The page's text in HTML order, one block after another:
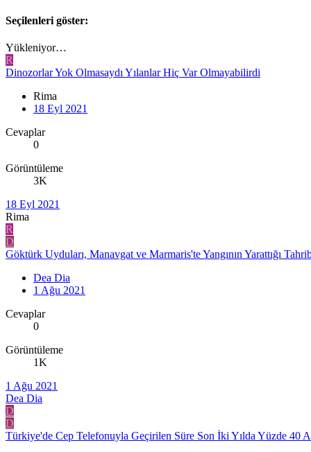
Seçilenleri göster:
Yükleniyor…
R
Dinozorlar Yok Olmasaydı Yılanlar Hiç Var Olmayabilirdi
Rima
18 Eyl 2021
Cevaplar
0
Görüntüleme
3K
18 Eyl 2021
Rima
R
D
Göktürk Uyduları, Manavgat ve Marmaris'te Yangının Yarattığı
Dea Dia
1 Ağu 2021
Cevaplar
0
Görüntüleme
1K
1 Ağu 2021
Dea Dia
D
D
Türkiye'de Cep Telefonuyla Geçirilen Süre Son İki Yılda Yüzde 40